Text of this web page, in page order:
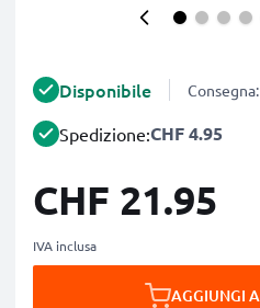
Disponibile
Spedizione:CHF 4.95
CHF 21.95
IVA inclusa
AGGIUNGI